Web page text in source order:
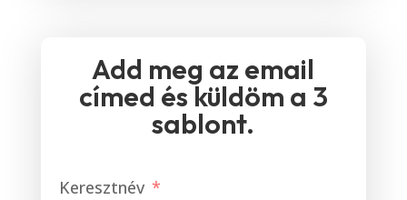
Add meg az email
címed és küldöm a 3
sablont.
Keresztnév